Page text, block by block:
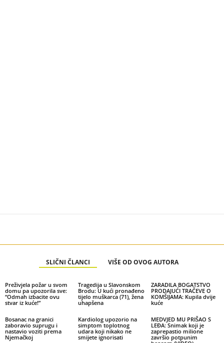
SLIČNI ČLANCI VIŠE OD OVOG AUTORA
Preživjela požar u svom
domu pa upozorila sve:
“Odmah izbacite ovu
stvar iz kuće!”
Tragedija u Slavonskom
Brodu: U kući pronađeno
tijelo muškarca (71), žena
uhapšena
ZARADILA BOGATSTVO
PRODAJUĆI TRAČEVE O
KOMŠIJAMA: Kupila dvije
kuće
Bosanac na granici
zaboravio suprugu i
nastavio voziti prema
Njemačkoj
Kardiolog upozorio na
simptom toplotnog
udara koji nikako ne
smijete ignorisati
MEDVJED MU PRIŠAO S
LEĐA: Snimak koji je
zaprepastio milione
završio potpunim